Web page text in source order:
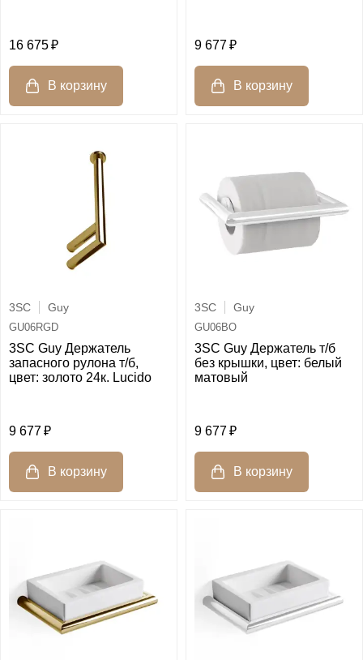
16 675 9 677
3SC Guy
GU06RGD
3SC Guy Держатель
запасного рулона т/б,
цвет: золото 24к. Lucido
9 677
3SC Guy
GU06BO
3SC Guy Держатель т/б
без крышки, цвет: белый
матовый
9 677